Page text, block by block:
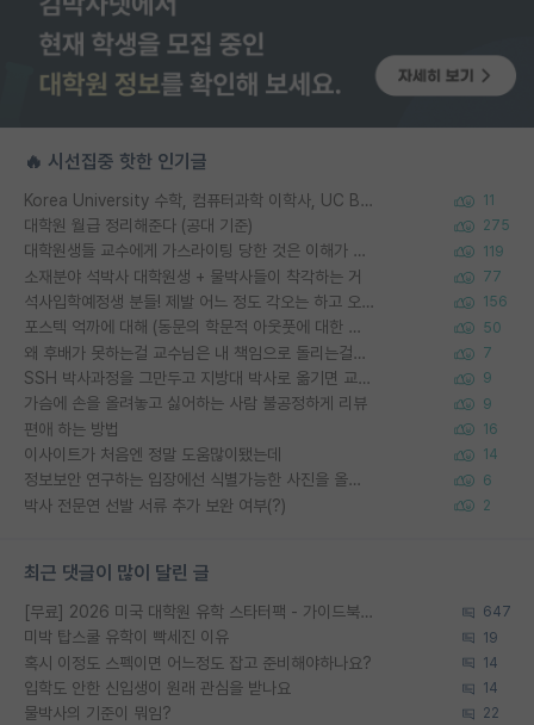
🔥 시선집중 핫한 인기글
Korea University 수학, 컴퓨터과학 이학사, UC Berkeley 산업공학 대학원 공학박사가 되는 것은 쉽지 않겠죠? 11
대학원 월급 정리해준다 (공대 기준) 275
대학원생들 교수에게 가스라이팅 당한 것은 이해가 갑니다. 안타깝네요. 119
소재분야 석박사 대학원생 + 물박사들이 착각하는 거 77
석사입학예정생 분들! 제발 어느 정도 각오는 하고 오세요. 156
포스텍 억까에 대해 (동문의 학문적 아웃풋에 대한 반박) 50
왜 후배가 못하는걸 교수님은 내 책임으로 돌리는걸까요? 7
SSH 박사과정을 그만두고 지방대 박사로 옮기면 교수의 꿈은 끝일까요? 9
가슴에 손을 올려놓고 싫어하는 사람 불공정하게 리뷰 9
편애 하는 방법 16
이사이트가 처음엔 정말 도움많이됐는데 14
정보보안 연구하는 입장에선 식별가능한 사진을 올리는건 비추이긴함 6
박사 전문연 선발 서류 추가 보완 여부(?) 2
최근 댓글이 많이 달린 글
[무료] 2026 미국 대학원 유학 스타터팩 - 가이드북 & 합격자 컨택메일 템플릿 647
미박 탑스쿨 유학이 빡세진 이유 19
혹시 이정도 스펙이면 어느정도 잡고 준비해야하나요? 14
입학도 안한 신입생이 원래 관심을 받나요 14
물박사의 기준이 뭐임? 22